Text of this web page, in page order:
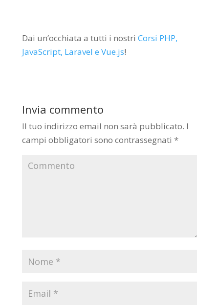
Dai un’occhiata a tutti i nostri Corsi PHP,
JavaScript, Laravel e Vue.js!
Invia commento
Il tuo indirizzo email non sarà pubblicato. I
campi obbligatori sono contrassegnati *